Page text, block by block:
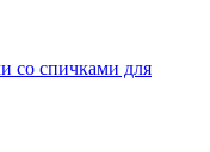
со спичками для